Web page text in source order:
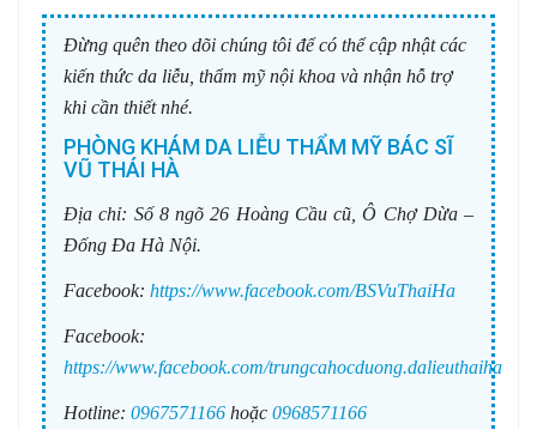
Đừng quên theo dõi chúng tôi để có thể cập nhật các
kiến thức da liễu, thẩm mỹ nội khoa và nhận hỗ trợ
khi cần thiết nhé.
PHÒNG KHÁM DA LIỄU THẨM MỸ BÁC SĨ
VŨ THÁI HÀ
Địa chỉ: Số 8 ngõ 26 Hoàng Cầu cũ, Ô Chợ Dừa –
Đống Đa Hà Nội.
Facebook: https://www.facebook.com/BSVuThaiHa
Facebook:
https://www.facebook.com/trungcahocduong.dalieuthaiha
Hotline: 0967571166 hoặc 0968571166